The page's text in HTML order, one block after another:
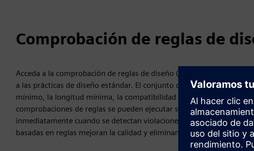
Comprobación de reglas de
Acceda a la comprobación de reglas de diseño (DRC) para
a las prácticas de diseño estándar. El conjunto de reglas ampliables
mínimo, la longitud mínima, la compatibilidad de la conexión, la
comprobaciones de reglas se pueden ejecutar simultáneamente o
inmediatamente cuando se detectan violaciones de reglas. Las
basadas en reglas mejoran la calidad y eliminan errores.